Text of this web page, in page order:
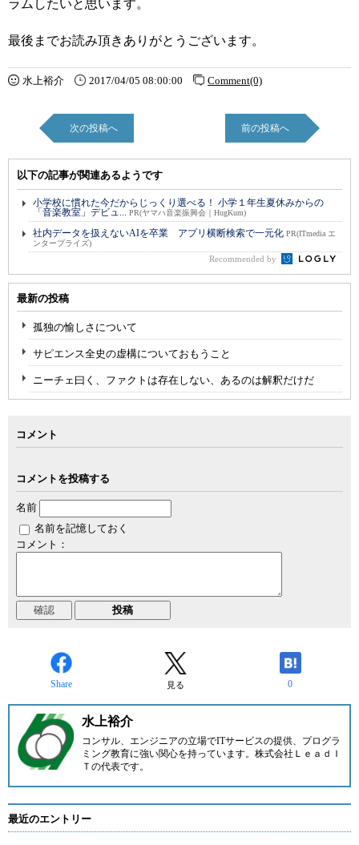
ラムしたいと思います。
最後までお読み頂きありがとうございます。
水上裕介 2017/04/05 08:00:00 Comment(0)
次の投稿へ 前の投稿へ
以下の記事が関連あるようです
小学校に慣れた今だからじっくり選べる！ 小学１年生夏休みからの
「音楽教室」デビュ... PR(ヤマハ音楽振興会｜HugKum)
社内データを扱えないAIを卒業 アプリ横断検索で一元化 PR(ITmedia エ
ンタープライズ)
Recommended by
最新の投稿
孤独の愉しさについて
サピエンス全史の虚構についておもうこと
ニーチェ曰く、ファクトは存在しない、あるのは解釈だけだ
コメント
コメントを投稿する
名前
名前を記憶しておく
コメント：
Share 見る 0
水上裕介
コンサル、エンジニアの立場でITサービスの提供、プログラ
ミング教育に強い関心を持っています。 株式会社ＬｅａｄＩ
Ｔ の代表です。
最近のエントリー